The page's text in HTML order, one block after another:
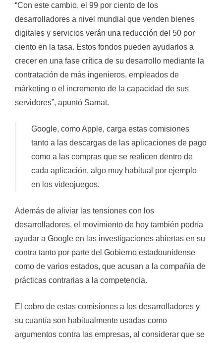
“Con este cambio, el 99 por ciento de los
desarrolladores a nivel mundial que venden bienes
digitales y servicios verán una reducción del 50 por
ciento en la tasa. Estos fondos pueden ayudarlos a
crecer en una fase crítica de su desarrollo mediante la
contratación de más ingenieros, empleados de
márketing o el incremento de la capacidad de sus
servidores”, apuntó Samat.
Google, como Apple, carga estas comisiones
tanto a las descargas de las aplicaciones de pago
como a las compras que se realicen dentro de
cada aplicación, algo muy habitual por ejemplo
en los videojuegos.
Además de aliviar las tensiones con los
desarrolladores, el movimiento de hoy también podría
ayudar a Google en las investigaciones abiertas en su
contra tanto por parte del Gobierno estadounidense
como de varios estados, que acusan a la compañía de
prácticas contrarias a la competencia.
El cobro de estas comisiones a los desarrolladores y
su cuantía son habitualmente usadas como
argumentos contra las empresas, al considerar que se